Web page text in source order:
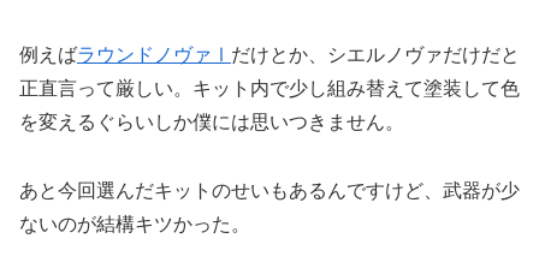
例えばラウンドノヴァⅠ だけとか、シエルノヴァだけだと
正直言って厳しい。キット内で少し組み替えて塗装して色
を変えるぐらいしか僕には思いつきません。
あと今回選んだキットのせいもあるんですけど、武器が少
ないのが結構キツかった。